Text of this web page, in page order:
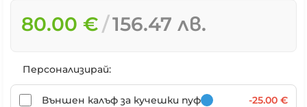
80.00 € 156.47 лв.
Персонализирай:
Външен калъф за кучешки пуф -25.00 €